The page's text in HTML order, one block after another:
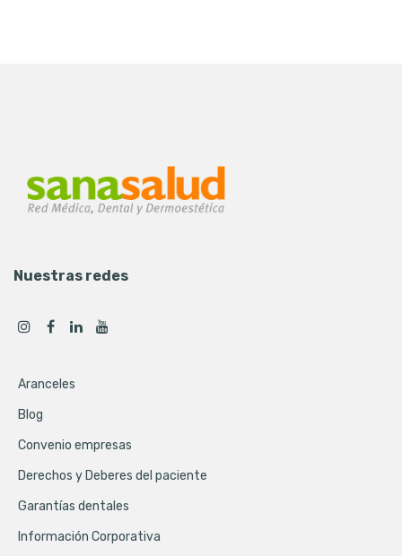
Nuestras redes
Aranceles
Blog
Convenio empresas
Derechos y Deberes del paciente
Garantías dentales
Información Corporativa